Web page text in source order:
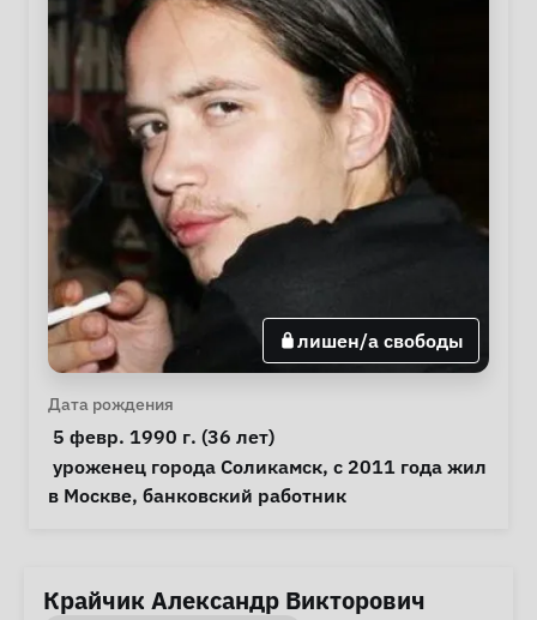
лишен/а свободы
Личная информация
Дата рождения
5 февр. 1990 г. (36 лет)
Примечания
в Москве, банковский работник
Крайчик Александр Викторович